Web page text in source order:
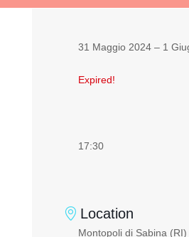
31 Maggio 2024– 1
Expired!
17:30
Location
Montopoli di Sabina (RI)